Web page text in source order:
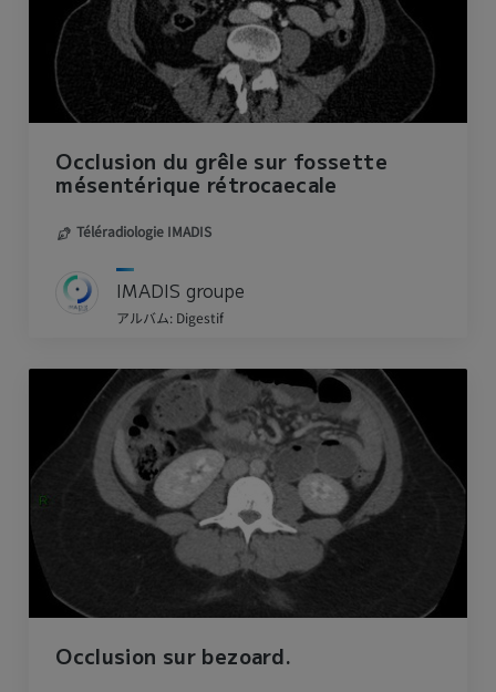
Occlusion du grêle sur fossette
mésentérique rétrocaecale
Téléradiologie IMADIS
IMADIS groupe
アルバム: Digestif
Occlusion sur bezoard.